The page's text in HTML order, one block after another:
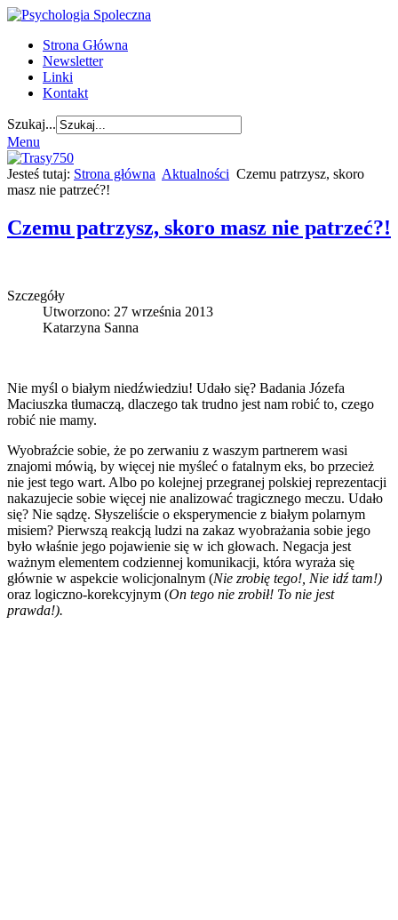
Strona Główna
Newsletter
Linki
Kontakt
Szukaj...
Menu
Jesteś tutaj: Strona główna Aktualności Czemu patrzysz, skoro
masz nie patrzeć?!
Czemu patrzysz, skoro masz nie patrzeć?!
Szczegóły
Utworzono: 27 września 2013
Katarzyna Sanna
Nie myśl o białym niedźwiedziu! Udało się? Badania Józefa
Maciuszka tłumaczą, dlaczego tak trudno jest nam robić to, czego
robić nie mamy.
Wyobraźcie sobie, że po zerwaniu z waszym partnerem wasi
znajomi mówią, by więcej nie myśleć o fatalnym eks, bo przecież
nie jest tego wart. Albo po kolejnej przegranej polskiej reprezentacji
nakazujecie sobie więcej nie analizować tragicznego meczu. Udało
się? Nie sądzę. Słyszeliście o eksperymencie z białym polarnym
misiem? Pierwszą reakcją ludzi na zakaz wyobrażania sobie jego
było właśnie jego pojawienie się w ich głowach. Negacja jest
ważnym elementem codziennej komunikacji, która wyraża się
głównie w aspekcie wolicjonalnym (Nie zrobię tego!, Nie idźtam!)
oraz logiczno-korekcyjnym (On tego nie zrobił! To nie jest
prawda!).